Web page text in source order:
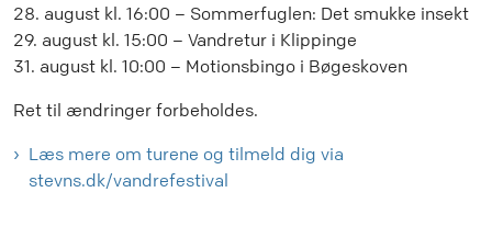
28. august kl. 16:00 – Sommerfuglen: Det smukke insekt
29. august kl. 15:00 – Vandretur i Klippinge
31. august kl. 10:00 – Motionsbingo i Bøgeskoven
Ret til ændringer forbeholdes.
Læs mere om turene og tilmeld dig via
stevns.dk/vandrefestival